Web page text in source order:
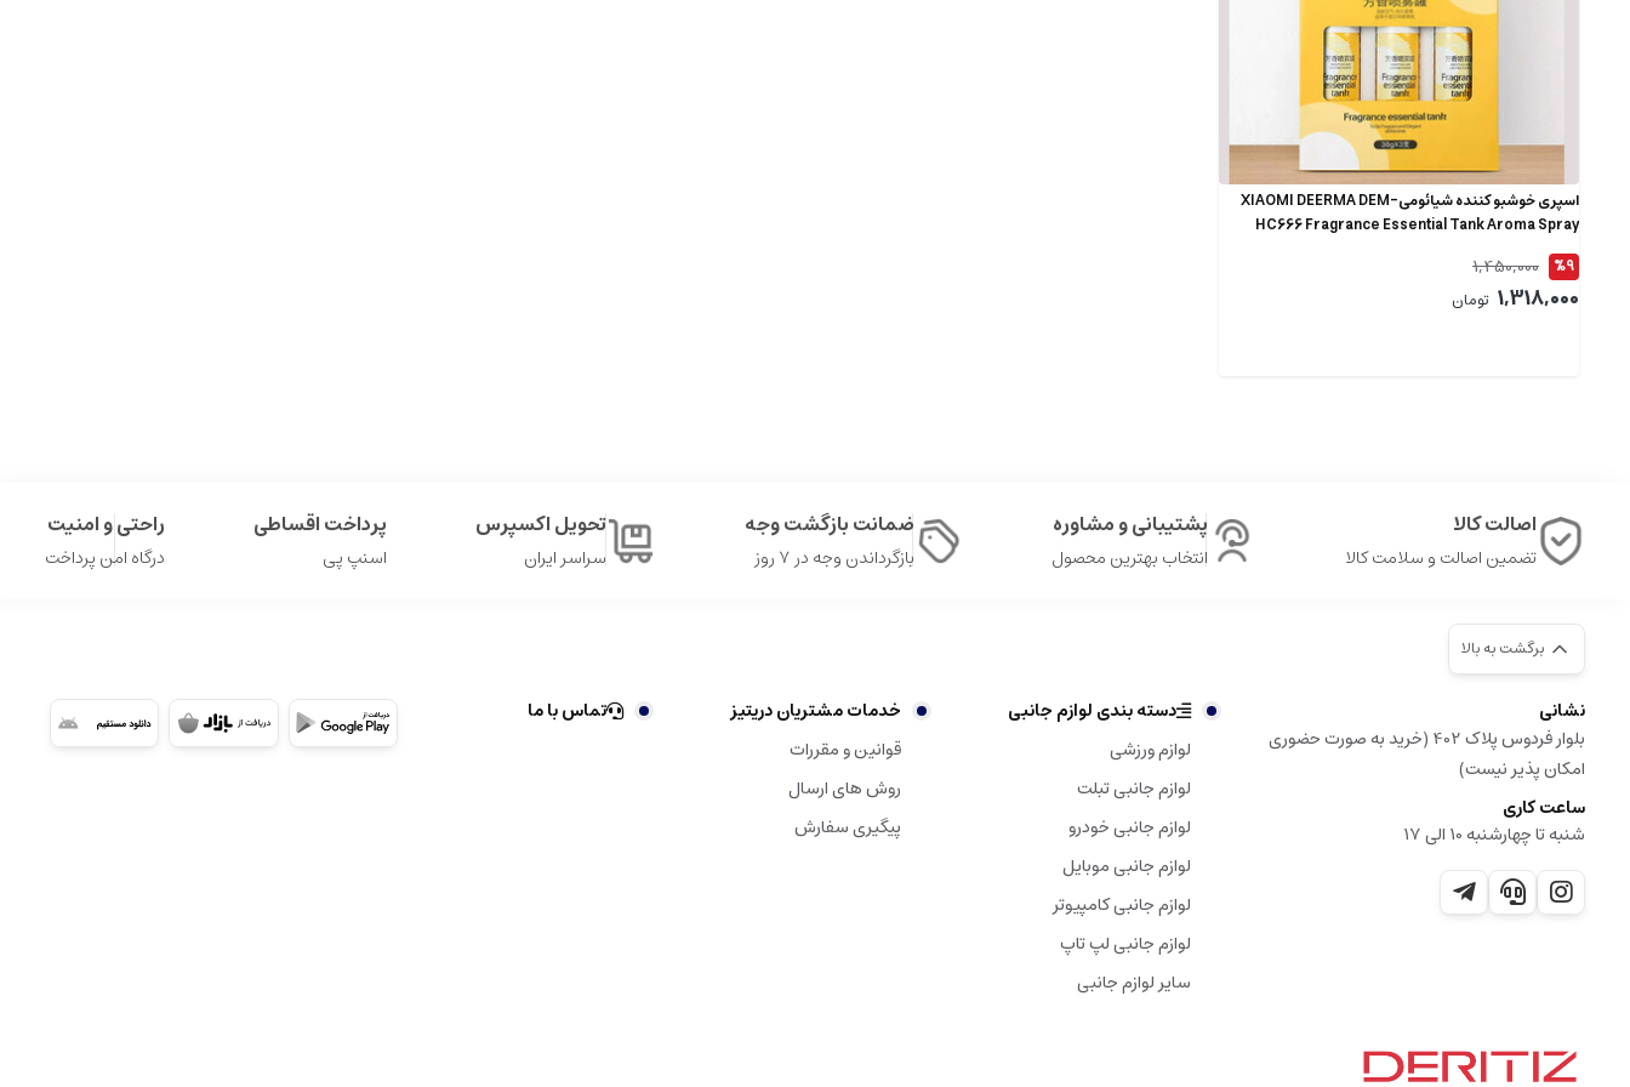
اسپری خوشبو کننده شیائومیXIAOMI DEERMA DEM-
HC666 Fragrance Essential Tank Aroma Spray
Cans (38g x 3pcs)
%9
1,450,000
1,318,000 تومان
اصالت کالا
تضمین اصالت و سلامت کالا
پشتیبانی و مشاوره
انتخاب بهترین محصول
ضمانت بازگشت وجه
بازگرداندن وجه در ۷ روز
تحویل اکسپرس
سراسر ایران
پرداخت اقساطی
اسنپ پی
راحتی و امنیت
درگاه امن پرداخت
برگشت به بالا
نشانی
بلوار فردوس پلاک 402 (خرید به صورت حضوری
امکان پذیر نیست)
ساعت کاری
شنبه تا چهارشنبه 10 الی 17
دسته بندی لوازم جانبی
لوازم ورزشی
لوازم جانبی تبلت
لوازم جانبی خودرو
لوازم جانبی موبایل
لوازم جانبی کامپیوتر
لوازم جانبی لپ تاپ
سایر لوازم جانبی
خدمات مشتریان دریتیز
قوانین و مقررات
روش های ارسال
پیگیری سفارش
تماس با ما